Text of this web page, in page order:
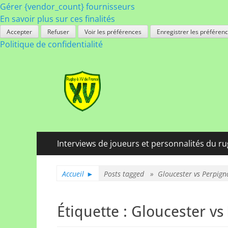
Gérer {vendor_count} fournisseurs
En savoir plus sur ces finalités
Accepter Refuser Voir les préférences Enregistrer les
Politique de confidentialité
Rugby à XV de
A chacun son rugby
Menu
principal
Interviews de joueurs et personnalités du
Accueil ► Posts tagged » Gloucester vs
Étiquette : Gloucester